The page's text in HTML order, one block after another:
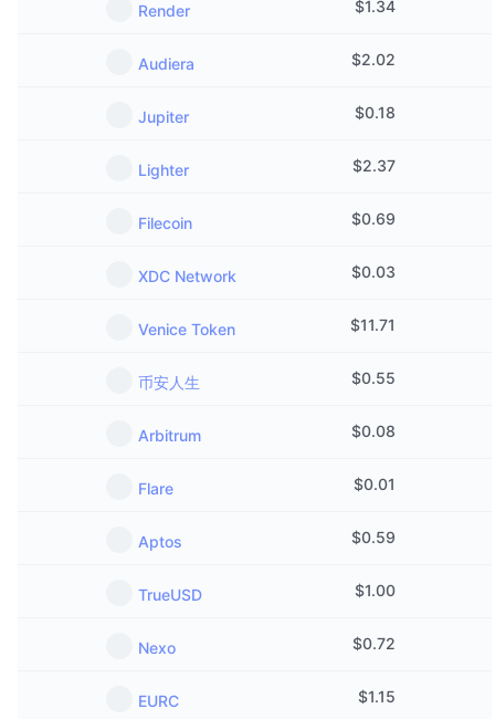
Render $1.34
Audiera $2.02
Jupiter $0.18
Lighter $2.37
Filecoin $0.69
XDC Network $0.03
Venice Token $11.71
币安人生 $0.55
Arbitrum $0.08
Flare $0.01
Aptos $0.59
TrueUSD $1.00
Nexo $0.72
EURC $1.15